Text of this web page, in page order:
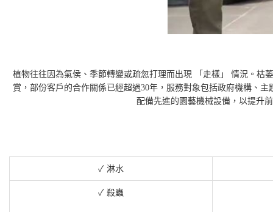
植物往往因為氣侯、季節轉變或疏忽打理而出現 「 走樣 」 情況。 枯
賞，部份客戶的合作關係已經超過30年，服務對象包括政府機構、主
配備先進的園藝機械設備，以提升
✓ 淋水
✓ 殺蟲